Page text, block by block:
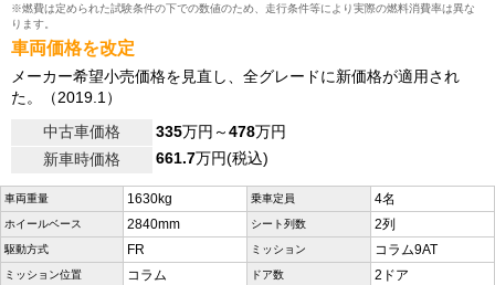
※燃費は定められた試験条件の下での数値のため、走行条件等により実際の燃料消費率は異な
ります。
車両価格を改定
メーカー希望小売価格を見直し、全グレードに新価格が適用され
た。（2019.1）
中古車価格
335万円～478万円
新車時価格
661.7万円(税込)
車両重量 1630kg 乗車定員 4名
ホイールベース 2840mm シート列数 2列
駆動方式 FR ミッション コラム9AT
ミッション位置 コラム ドア数 2ドア